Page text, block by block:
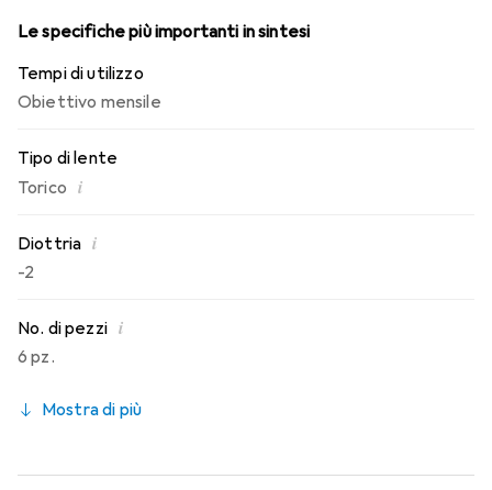
Le specifiche più importanti in sintesi
Tempi di utilizzo
Obiettivo mensile
Tipo di lente
Torico i
Diottria i
-2
No. di pezzi i
6 pz.
Mostra di più